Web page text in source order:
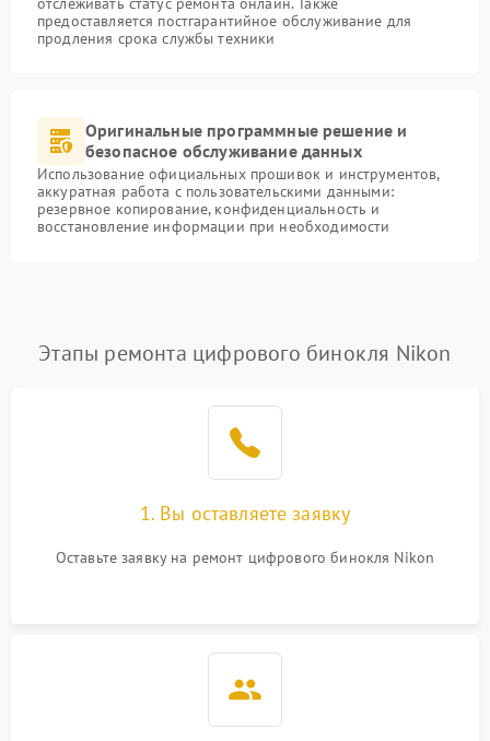
предоставляется постгарантийное обслуживание для
продления срока службы техники
Оригинальные программные решение и
безопасное обслуживание данных
Использование официальных прошивок и инструментов,
аккуратная работа с пользовательскими данными:
резервное копирование, конфиденциальность и
восстановление информации при необходимости
Этапы ремонта цифрового бинокля Nikon
1. Вы оставляете заявку
Оставьте заявку на ремонт цифрового бинокля Nikon